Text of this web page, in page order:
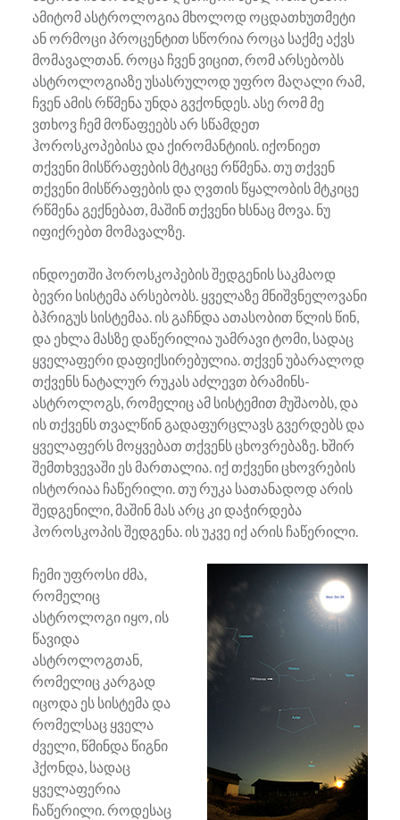
ამიტომ ასტროლოგია მხოლოდ ოცდათხუთმეტი
ან ორმოცი პროცენტით სწორია როცა საქმე აქვს
მომავალთან. როცა ჩვენ ვიცით, რომ არსებობს
ასტროლოგიაზე უსასრულოდ უფრო მაღალი რამ,
ჩვენ ამის რწმენა უნდა გვქონდეს. ასე რომ მე
ვთხოვ ჩემ მოწაფეებს არ სწამდეთ
ჰოროსკოპებისა და ქირომანტიის. იქონიეთ
თქვენი მისწრაფების მტკიცე რწმენა. თუ თქვენ
თქვენი მისწრაფების და ღვთის წყალობის მტკიცე
რწმენა გექნებათ, მაშინ თქვენი ხსნაც მოვა. ნუ
იფიქრებთ მომავალზე.
ინდოეთში ჰოროსკოპების შედგენის საკმაოდ
ბევრი სისტემა არსებობს. ყველაზე მნიშვნელოვანი
ბჰრიგუს სისტემაა. ის გაჩნდა ათასობით წლის წინ,
და ეხლა მასზე დაწერილია უამრავი ტომი, სადაც
ყველაფერი დაფიქსირებულია. თქვენ უბარალოდ
თქვენს ნატალურ რუკას აძლევთ ბრამინს-
ასტროლოგს, რომელიც ამ სისტემით მუშაობს, და
ის თქვენს თვალწინ გადაფურცლავს გვერდებს და
ყველაფერს მოყვებათ თქვენს ცხოვრებაზე. ხშირ
შემთხვევაში ეს მართალია. იქ თქვენი ცხოვრების
ისტორიაა ჩაწერილი. თუ რუკა სათანადოდ არის
შედგენილი, მაშინ მას არც კი დაჭირდება
ჰოროსკოპის შედგენა. ის უკვე იქ არის ჩაწერილი.
ჩემი უფროსი ძმა,
რომელიც
ასტროლოგი იყო, ის
წავიდა
ასტროლოგთან,
რომელიც კარგად
იცოდა ეს სისტემა და
რომელსაც ყველა
ძველი, წმინდა წიგნი
ჰქონდა, სადაც
ყველაფერია
ჩაწერილი. როდესაც